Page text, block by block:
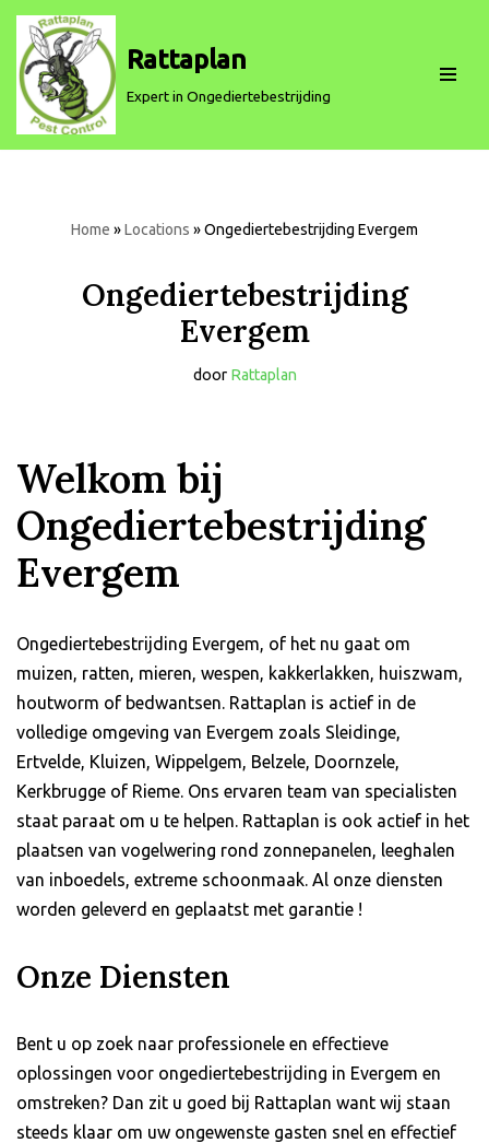
Spring
naar
de
inhoud
Rattaplan
Expert in Ongediertebestrijding
Home »Locations »Ongediertebestrijding Evergem
Ongediertebestrijding
Evergem
door Rattaplan
Welkom bij
Ongediertebestrijding
Evergem
Ongediertebestrijding Evergem, of het nu gaat om
muizen, ratten, mieren, wespen, kakkerlakken, huiszwam,
houtworm of bedwantsen. Rattaplan is actief in de
volledige omgeving van Evergem zoals Sleidinge,
Ertvelde, Kluizen, Wippelgem, Belzele, Doornzele,
Kerkbrugge of Rieme. Ons ervaren team van specialisten
staat paraat om u te helpen. Rattaplan is ook actief in het
plaatsen van vogelwering rond zonnepanelen, leeghalen
van inboedels, extreme schoonmaak. Al onze diensten
worden geleverd en geplaatst met garantie !
Onze Diensten
Bent u op zoek naar professionele en effectieve
oplossingen voor ongediertebestrijding in Evergem en
omstreken? Dan zit u goed bij Rattaplan want wij staan
steeds klaar om uw ongewenste gasten snel en effectief